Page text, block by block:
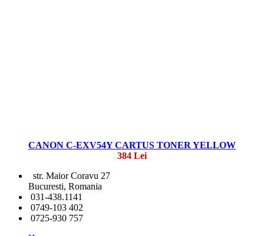
CANON C-EXV54Y CARTUS TONER YELLOW
384 Lei
str. Maior Coravu 27
Bucuresti, Romania
031-438.1141
0749-103 402
0725-930 757